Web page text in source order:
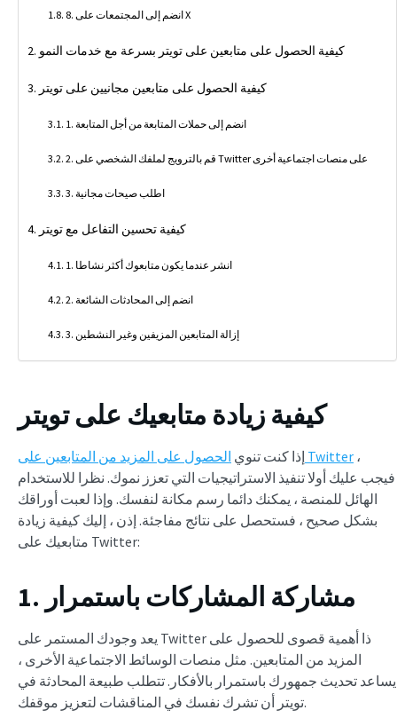
8. انضم إلى المجتمعات على X
كيفية الحصول على متابعين على تويتر بسرعة مع خدمات النمو
كيفية الحصول على متابعين مجانيين على تويتر
1. انضم إلى حملات المتابعة من أجل المتابعة
2. قم بالترويج لملفك الشخصي على Twitter على منصات اجتماعية أخرى
3. اطلب صيحات مجانية
كيفية تحسين التفاعل مع تويتر
1. انشر عندما يكون متابعوك أكثر نشاطا
2. انضم إلى المحادثات الشائعة
كيفية زيادة متابعيك على تويتر
إذا كنت تنوي الحصول على المزيد من المتابعين على Twitter ،
فيجب عليك أولا تنفيذ الاستراتيجيات التي تعزز نموك. نظرا للاستخدام
الهائل للمنصة ، يمكنك دائما رسم مكانة لنفسك. وإذا لعبت أوراقك
بشكل صحيح ، فستحصل على نتائج مفاجئة. إذن ، إليك كيفية زيادة
متابعيك على Twitter:
1. مشاركة المشاركات باستمرار
يعد وجودك المستمر على Twitter ذا أهمية قصوى للحصول على
المزيد من المتابعين. مثل منصات الوسائط الاجتماعية الأخرى ،
يساعد تحديث جمهورك باستمرار بالأفكار. تتطلب طبيعة المحادثة في
تويتر أن تشرك نفسك في المناقشات لتعزيز موقفك.